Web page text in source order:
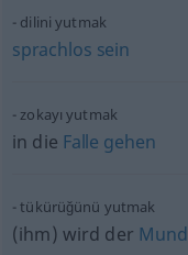
dilini yutmak
sprachlos sein
zokayı yutmak
in die Falle gehen
tükürüğünü yutmak
(ihm) wird der Mund